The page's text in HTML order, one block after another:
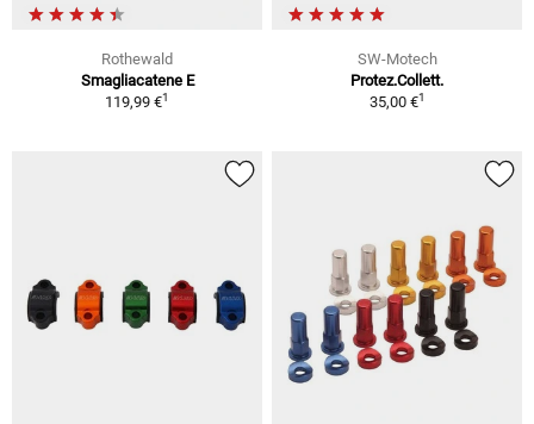
Rothewald
Smagliacatene E
119,99 €1
SW-Motech
Protez.Collett.
35,00 €1